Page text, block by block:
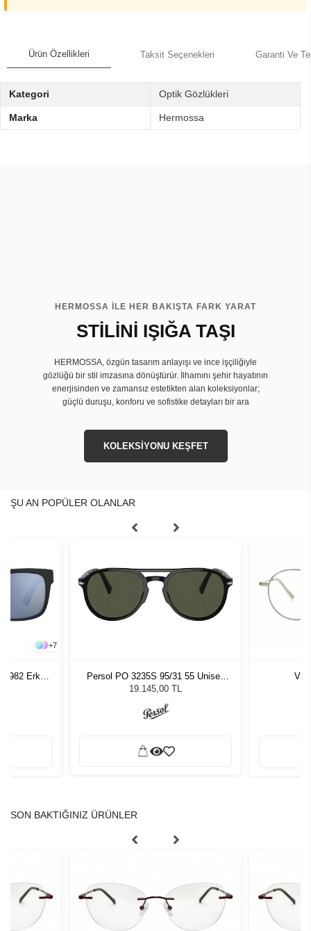
Ürün Özellikleri Taksit Seçenekleri Garanti Ve
Kategori Optik Gözlükleri
Marka Hermossa
HERMOSSA İLE HER BAKIŞTA FARK YARAT
STİLİNİ IŞIĞA TAŞI
HERMOSSA, özgün tasarım anlayışı ve ince işçiliğiyle
gözlüğü bir stil imzasına dönüştürür. İlhamını şehir hayatının
enerjisinden ve zamansız estetikten alan koleksiyonlar;
güçlü duruşu, konforu ve sofistike detayları bir ara
KOLEKSİYONU KEŞFET
ŞU AN POPÜLER OLANLAR
+7
Erkek
Persol PO 3235S 95/31 55 Unisex
Güneş Gözlüğü
19.145,00 TL
SON BAKTIĞINIZ ÜRÜNLER